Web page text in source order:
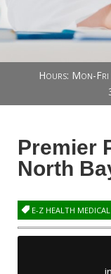
Hours: Mon-Fri
Premier
North
E-Z HEALTH